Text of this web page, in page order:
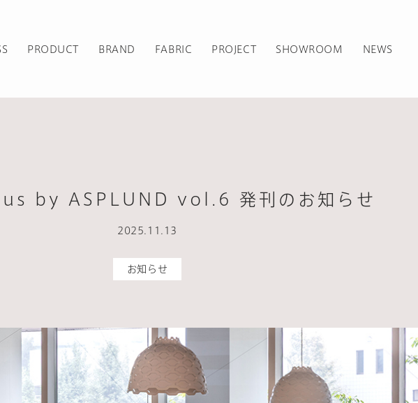
PRODUCT BRAND FABRIC PROJECT SHOWROOM NEWS
by ASPLUND vol.6 発刊のお知らせ
2025.11.13
お知らせ